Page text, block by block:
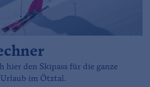
hier den Skipass für die ganze
im Ötztal.